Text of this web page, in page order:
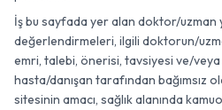
İş bu sayfada yer alan doktor/uzman
değerlendirmeleri, ilgili doktorun/
emri, talebi, önerisi, tavsiyesi ve/veya
hasta/danışan tarafından bağımsız
sitesinin amacı, sağlık alanında